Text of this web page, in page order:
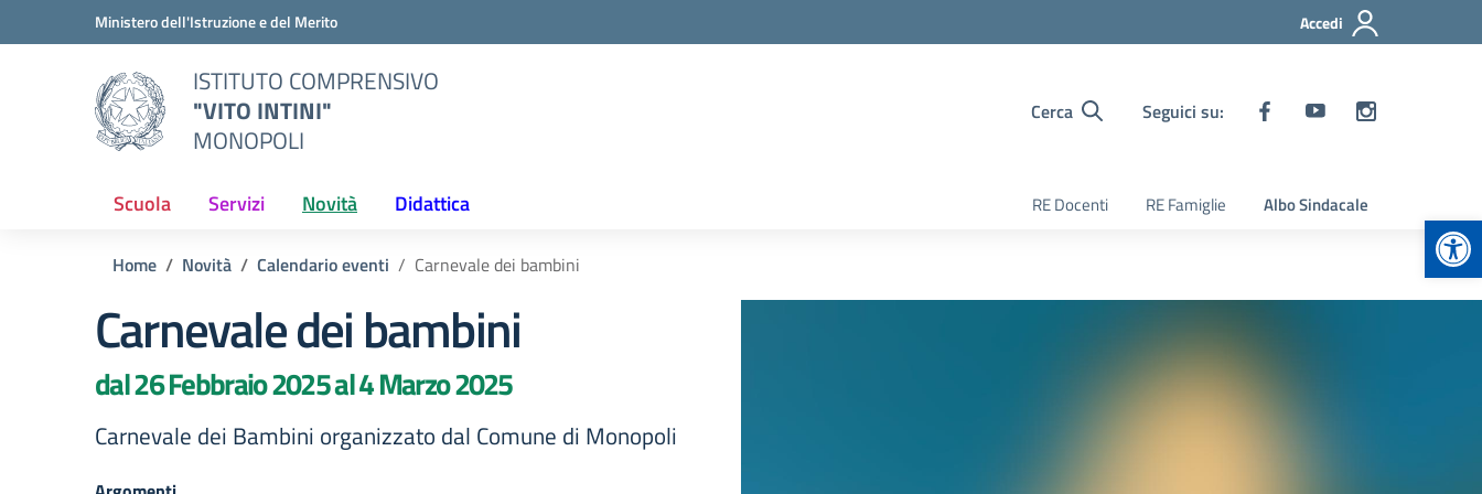
Vai ai contenuti
Vai al menu di navigazioneMinistero dell'Istruzione e del Merito Accedi
ISTITUTO COMPRENSIVO
"VITO INTINI"
MONOPOLI
Cerca Seguici su:
Scuola Servizi Novità Didattica RE Docenti RE Famiglie Albo Sindacale
Home Novità Calendario eventi Carnevale dei bambini
Carnevale dei bambini
dal 26 Febbraio 2025 al 4 Marzo 2025
Carnevale dei Bambini organizzato dal Comune di Monopoli